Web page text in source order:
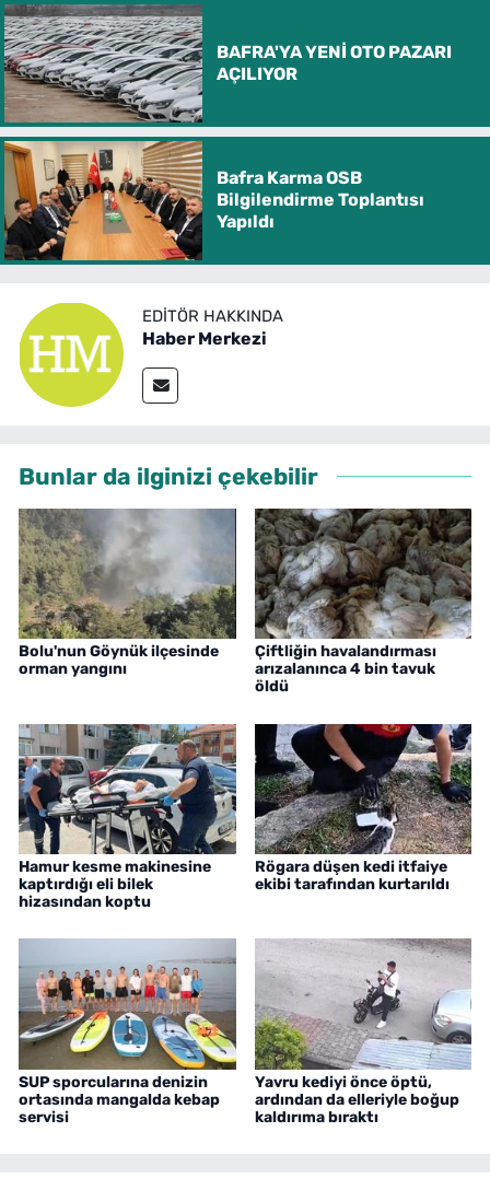
BAFRA'YA YENİ OTO PAZARI
AÇILIYOR
Bafra Karma OSB
Bilgilendirme Toplantısı
Yapıldı
EDITÖR HAKKINDA
Haber Merkezi
Bunlar da ilginizi çekebilir
Bolu'nun Göynük ilçesinde
orman yangını
Çiftliğin havalandırması
arızalanınca 4 bin tavuk
öldü
Hamur kesme makinesine
kaptırdığı eli bilek
hizasından koptu
Rögara düşen kedi itfaiye
ekibi tarafından kurtarıldı
SUP sporcularına denizin
ortasında mangalda kebap
servisi
Yavru kediyi önce öptü,
ardından da elleriyle boğup
kaldırıma bıraktı